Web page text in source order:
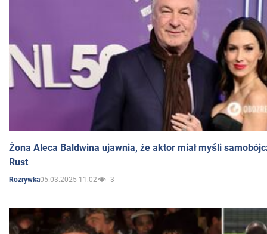
Żona Aleca Baldwina ujawnia, że aktor miał myśli
Rust
Rozrywka05.03.2025 11:02 3